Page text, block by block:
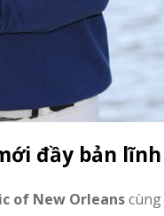
đầy bản lĩnh
of New Orleanscùng